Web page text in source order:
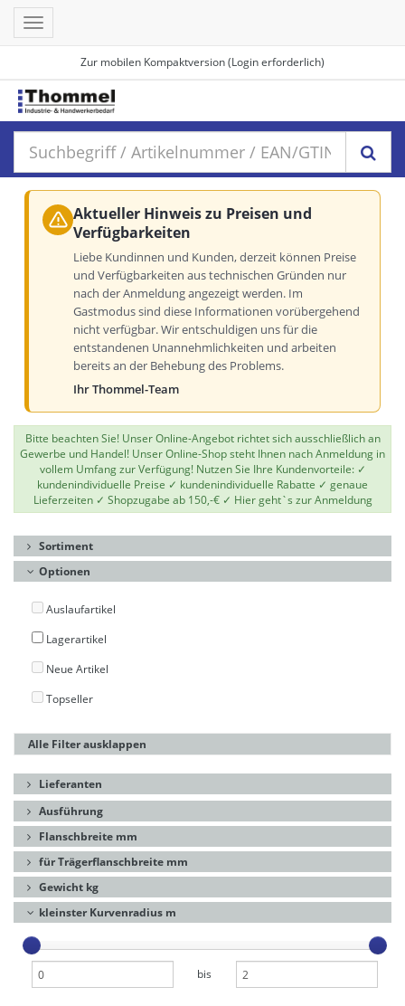
Zur mobilen Kompaktversion (Login erforderlich)
Toggle
navigation
Aktueller Hinweis zu Preisen und
Verfügbarkeiten
Liebe Kundinnen und Kunden, derzeit können Preise
und Verfügbarkeiten aus technischen Gründen nur
nach der Anmeldung angezeigt werden. Im
Gastmodus sind diese Informationen vorübergehend
nicht verfügbar. Wir entschuldigen uns für die
entstandenen Unannehmlichkeiten und arbeiten
bereits an der Behebung des Problems.
Ihr Thommel-Team
Bitte beachten Sie! Unser Online-Angebot richtet sich ausschließlich an
Gewerbe und Handel! Unser Online-Shop steht Ihnen nach Anmeldung in
vollem Umfang zur Verfügung! Nutzen Sie Ihre Kundenvorteile: ✓
kundenindividuelle Preise ✓ kundenindividuelle Rabatte ✓ genaue
Lieferzeiten ✓ Shopzugabe ab 150,-€ ✓ Hier geht`s zur Anmeldung
Sortiment
Optionen
Auslaufartikel
Lagerartikel
Neue Artikel
Topseller
Alle Filter ausklappen
Lieferanten
Ausführung
Flanschbreite mm
für Trägerflanschbreite mm
Gewicht kg
kleinster Kurvenradius m
bis